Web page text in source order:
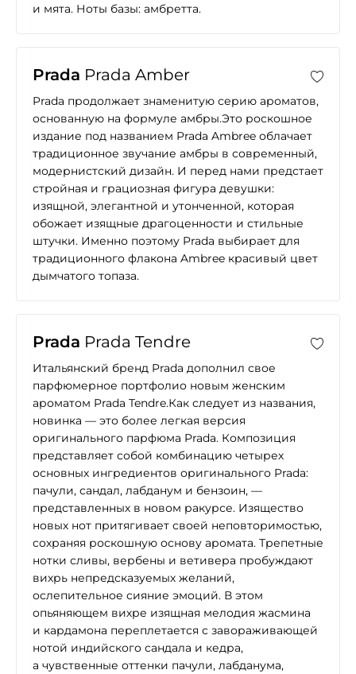
и мята. Ноты базы: амбретта.
Prada Prada Amber
Prada продолжает знаменитую серию ароматов,
основанную на формуле амбры.Это роскошное
издание под названием Prada Ambree облачает
традиционное звучание амбры в современный,
модернистский дизайн. И перед нами предстает
стройная и грациозная фигура девушки:
изящной, элегантной и утонченной, которая
обожает изящные драгоценности и стильные
штучки. Именно поэтому Prada выбирает для
традиционного флакона Ambree красивый цвет
дымчатого топаза.
Prada Prada Tendre
Итальянский бренд Prada дополнил свое
парфюмерное портфолио новым женским
ароматом Prada Tendre.Как следует из названия,
новинка — это более легкая версия
оригинального парфюма Prada. Композиция
представляет собой комбинацию четырех
основных ингредиентов оригинального Prada:
пачули, сандал, лабданум и бензоин, —
представленных в новом ракурсе. Изящество
новых нот притягивает своей неповторимостью,
сохраняя роскошную основу аромата. Трепетные
нотки сливы, вербены и ветивера пробуждают
вихрь непредсказуемых желаний,
ослепительное сияние эмоций. В этом
опьяняющем вихре изящная мелодия жасмина
и кардамона переплетается с завораживающей
нотой индийского сандала и кедра,
а чувственные оттенки пачули, лабданума,